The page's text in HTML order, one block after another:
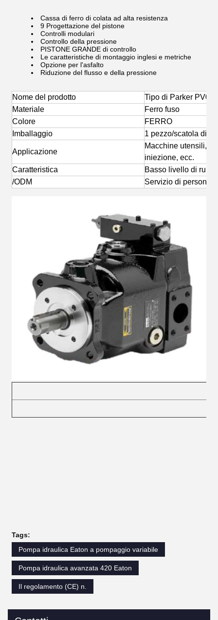
Cassa di ferro di colata ad alta resistenza
9 Progettazione del pistone
Controlli modulari
Controllo della pressione
PISTONE GRANDE di controllo
Le caratteristiche di montaggio inglesi e metriche
Opzione per l'asfalto
Riduzione del flusso e della pressione
Nome del prodotto
Tipo di Parker
Materiale
Ferro fuso
Colore
FERRO
Imballaggio
1 pezzo/scatola di
Applicazione
Macchine utensili,
iniezione, ecc.
Caratteristica
Basso livello di
/ODM
Servizio di
Tags:
Pompa idraulica Eaton a pompaggio variabile
Pompa idraulica avanzata 420 Eaton
Il regolamento (CE) n.